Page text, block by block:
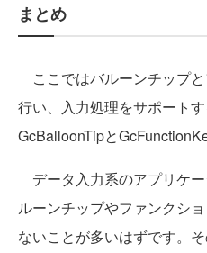
まとめ
ここではバルーンチップ
行い、入力処理をサポートす
GcBalloonTipと
データ入力系のアプリケ
ルーンチップやファンクシ
ないことが多いはずです。